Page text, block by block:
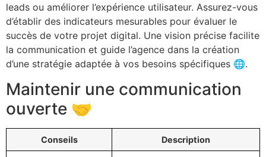
leads ou améliorer l’expérience utilisateur. Assurez-vous
d’établir des indicateurs mesurables pour évaluer le
succès de votre projet digital. Une vision précise facilite
la communication et guide l’agence dans la création
d’une stratégie adaptée à vos besoins spécifiques 🌐.
Maintenir une communication
ouverte 🤝
Conseils Description